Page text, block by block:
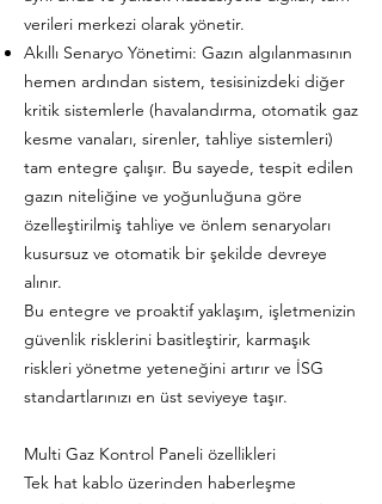
verileri merkezi olarak yönetir.
Akıllı Senaryo Yönetimi: Gazın algılanmasının
hemen ardından sistem, tesisinizdeki diğer
kritik sistemlerle (havalandırma, otomatik gaz
kesme vanaları, sirenler, tahliye sistemleri)
tam entegre çalışır. Bu sayede, tespit edilen
gazın niteliğine ve yoğunluğuna göre
özelleştirilmiş tahliye ve önlem senaryoları
kusursuz ve otomatik bir şekilde devreye
alınır.
Bu entegre ve proaktif yaklaşım, işletmenizin
güvenlik risklerini basitleştirir, karmaşık
riskleri yönetme yeteneğini artırır ve İSG
standartlarınızı en üst seviyeye taşır.
Multi Gaz Kontrol Paneli özellikleri
Tek hat kablo üzerinden haberleşme